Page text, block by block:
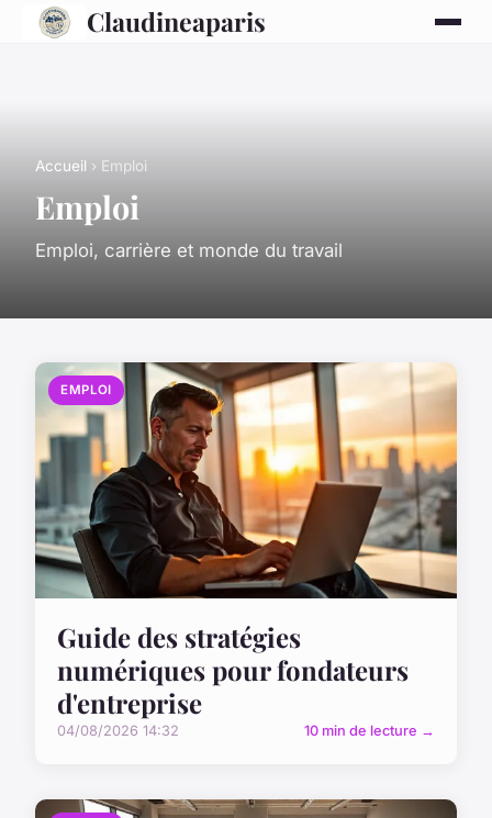
Claudineaparis
Accueil › Emploi
Emploi
Emploi, carrière et monde du travail
EMPLOI
Guide des stratégies
numériques pour fondateurs
d'entreprise
04/08/2026 14:32 10 min de lecture →